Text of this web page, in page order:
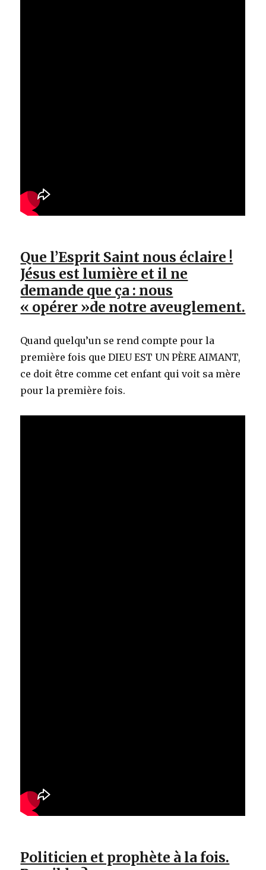
Que l’Esprit Saint nous éclaire !
Jésus est lumière et il ne
demande que ça : nous
« opérer »de notre aveuglement.
Quand quelqu’un se rend compte pour la
première fois que DIEU EST UN PÈRE AIMANT,
ce doit être comme cet enfant qui voit sa mère
pour la première fois.
Politicien et prophète à la fois.